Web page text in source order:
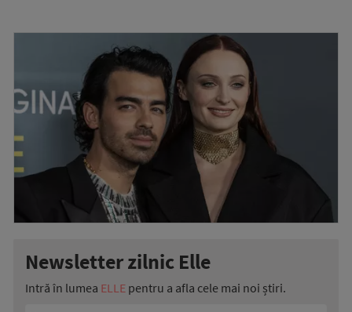
Newsletter zilnic Elle
Intră în lumea ELLE pentru a afla cele mai noi știri.